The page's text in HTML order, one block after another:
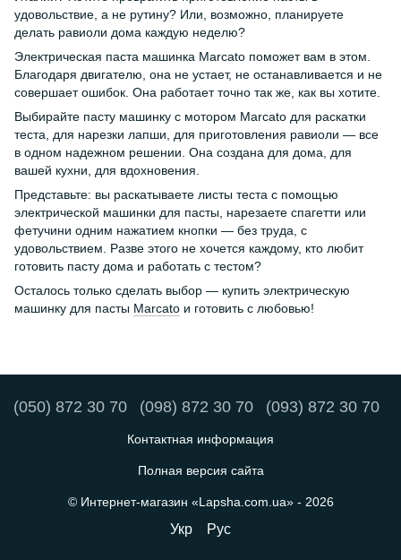
удовольствие, а не рутину? Или, возможно, планируете
делать равиоли дома каждую неделю?
Электрическая паста машинка Marcato поможет вам в этом.
Благодаря двигателю, она не устает, не останавливается и не
совершает ошибок. Она работает точно так же, как вы хотите.
Выбирайте пасту машинку с мотором Marcato для раскатки
теста, для нарезки лапши, для приготовления равиоли — все
в одном надежном решении. Она создана для дома, для
вашей кухни, для вдохновения.
Представьте: вы раскатываете листы теста с помощью
электрической машинки для пасты, нарезаете спагетти или
фетучини одним нажатием кнопки — без труда, с
удовольствием. Разве этого не хочется каждому, кто любит
готовить пасту дома и работать с тестом?
Осталось только сделать выбор — купить электрическую
машинку для пасты Marcato и готовить с любовью!
(050) 872 30 70 (098) 872 30 70 (093) 872 30 70
Контактная информация
Полная версия сайта
© Интернет-магазин «Lapsha.com.ua» - 2026
Укр Рус